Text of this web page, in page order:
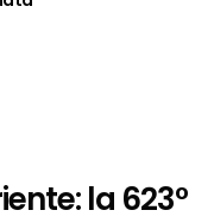
la 623°